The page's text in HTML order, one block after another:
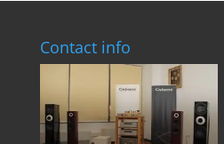
Contact info